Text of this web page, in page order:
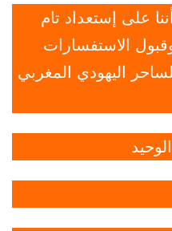
على إستعداد تام
الاستفسارات
اليهودي المغربي